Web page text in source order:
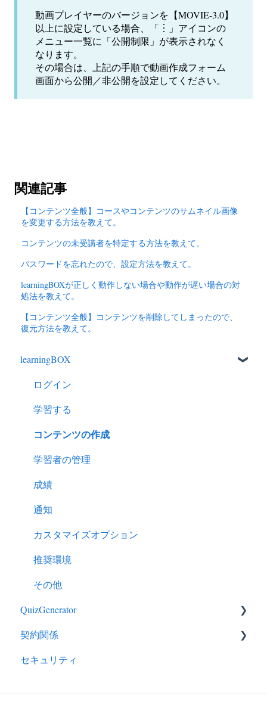
動画プレイヤーのバージョンを【MOVIE-3.0】
以上に設定している場合、「︙」アイコンの
メニュー一覧に「公開制限」が表示されなく
なります。
その場合は、上記の手順で動画作成フォーム
画面から公開／非公開を設定してください。
関連記事
【コンテンツ全般】コースやコンテンツのサムネイル画像
を変更する方法を教えて。
コンテンツの未受講者を特定する方法を教えて。
パスワードを忘れたので、設定方法を教えて。
learningBOXが正しく動作しない場合や動作が遅い場合の対
処法を教えて。
【コンテンツ全般】コンテンツを削除してしまったので、
復元方法を教えて。
learningBOX
ログイン
学習する
コンテンツの作成
学習者の管理
成績
通知
カスタマイズオプション
推奨環境
その他
QuizGenerator
QuizGeneratorの特徴
クイズ作成－出題形式
契約関係
ライセンス
セキュリティ